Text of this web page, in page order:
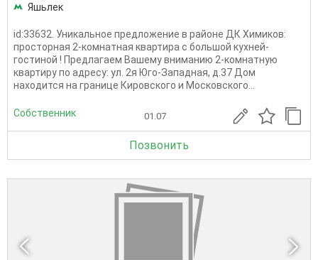
Яшьлек
id:33632. Уникальное предложение в районе ДК Химиков:
просторная 2-комнатная квартира с большой кухней-
гостиной ! Предлагаем Вашему вниманию 2-комнатную
квартиру по адресу: ул. 2я Юго-Западная, д.37 Дом
находится на границе Кировского и Московского...
Собственник 01.07
Позвонить